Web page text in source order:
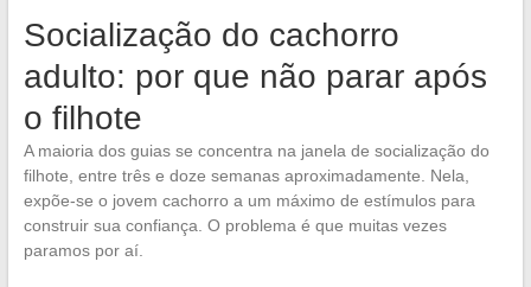
Socialização do cachorro
adulto: por que não parar após
o filhote
A maioria dos guias se concentra na janela de socialização do
filhote, entre três e doze semanas aproximadamente. Nela,
expõe-se o jovem cachorro a um máximo de estímulos para
construir sua confiança. O problema é que muitas vezes
paramos por aí.